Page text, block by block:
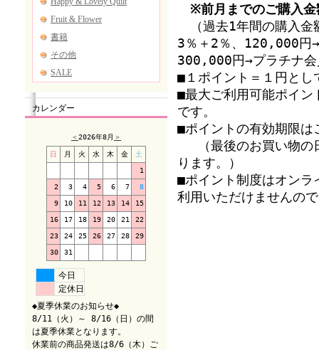
カレンダー
＜2026年8月 ＞
日 月 火 水 木 金 土
1
2 3 4 5 6 7 8
9 10 11 12 13 14 15
16 17 18 19 20 21 22
23 24 25 26 27 28 29
30 31
今日
定休日
◆夏季休業のお知らせ◆
8/11（火）～ 8/16（日）の間
は夏季休業となります。
休業前の商品発送は8/6（木）ご
※前月までのご購入
（過去1年間の購入
3％＋2％、120,000円
300,000円→プラチナ会
■１ポイント＝１円とし
■最大ご利用可能ポイン
です。
■ポイントの有効期限は
（最後のお買い物の
ります。）
■ポイント制度はオン
利用いただけませんの